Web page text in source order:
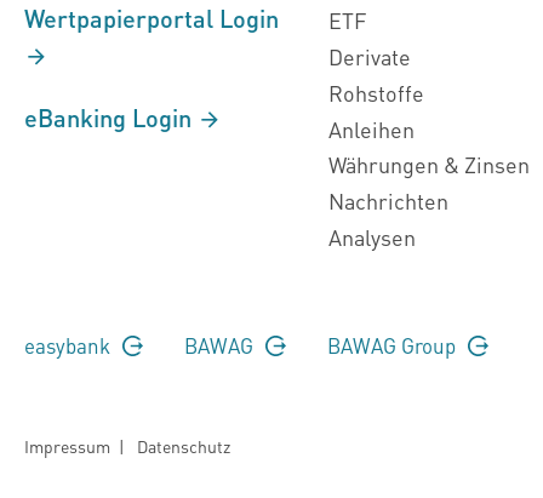
Wertpapierportal Login
eBanking Login
ETF
Derivate
Rohstoffe
Anleihen
Währungen & Zinsen
Nachrichten
Analysen
easybank BAWAG BAWAG Group
Impressum | Datenschutz